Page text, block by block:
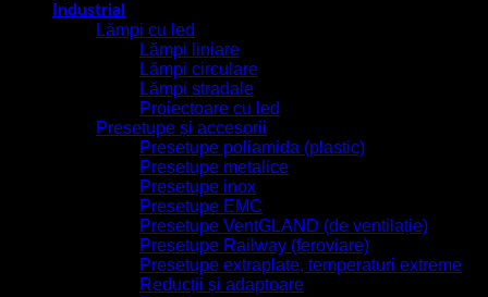
Industrial
Lămpi cu led
Lămpi liniare
Lămpi circulare
Lămpi stradale
Proiectoare cu led
Presetupe și accesorii
Presetupe poliamida (plastic)
Presetupe metalice
Presetupe inox
Presetupe EMC
Presetupe VentGLAND (de ventilație)
Presetupe Railway (feroviare)
Presetupe extraplate, temperaturi extreme
Reducții și adaptoare